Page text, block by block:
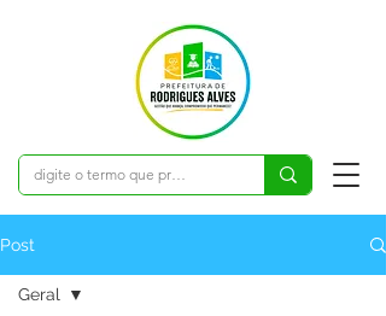
Post
Geral